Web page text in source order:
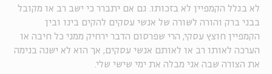
לא בגלל הקמפיין לא בזכותו. גם אם יתברר כי ישב רב או מקובל
בבני ברק והורה לשורה של אנשי עסקים להקים בינו ובין
הקמפיין חוצץ עסקי, הרי שפרסום הדבר ירחיק ממני כל חיבה או
הערכה לאותו רב או לאותם אנשי עסקים, אך הוא לא ישנה בנימה
את הצורה שבה אני מבלה את ימי שישי שלי.